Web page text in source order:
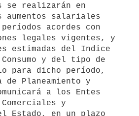
se realizarán en
aumentos salariales
acordes con
legales vigentes, y
estimadas del Indice
y del tipo de
para dicho período,
Planeamiento y
a los Entes
y
Estado, en un plazo